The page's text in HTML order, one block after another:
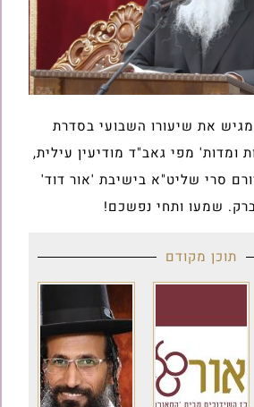
את שיעורו השבועי בסדרת
ומדות' מפי גאב"ד מודיעין עילית,
סרי שליט"א בישיבת 'אור דוד'
שמעו ותחי נפשכם!
תוכן מקודם